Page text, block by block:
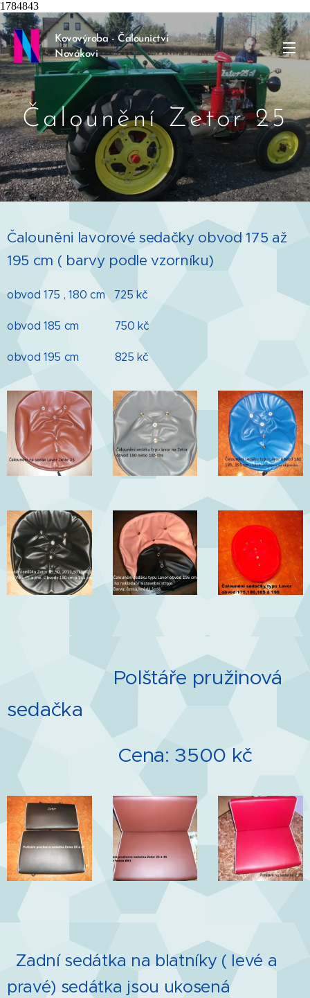
1784843
Kovovýroba - Čalounictví
Novákovi
Čalounění Zetor 25
Čalouněni lavorové sedačky obvod 175 až
195 cm ( barvy podle vzorníku)
obvod 175 , 180 cm 725 kč
obvod 185 cm 750 kč
obvod 195 cm 825 kč
Polštáře pružinová
sedačka
Cena: 3500 kč
Zadní sedátka na blatníky ( levé a
pravé) sedátka jsou ukosená